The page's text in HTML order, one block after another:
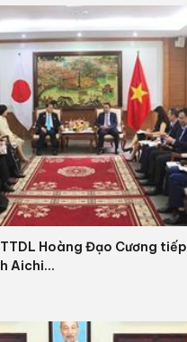
Hoàng Đạo Cương
Aichi...